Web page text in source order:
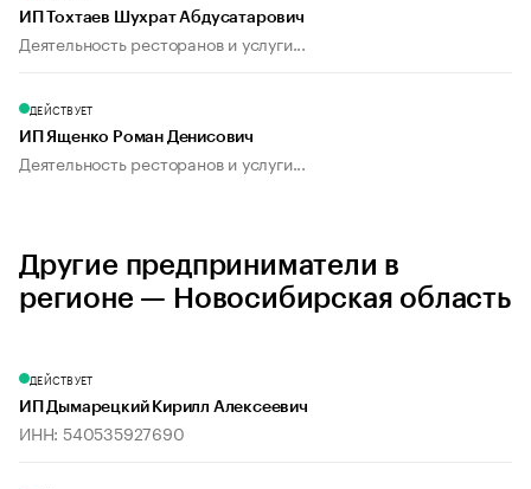
ИП Тохтаев Шухрат Абдусатарович
Деятельность ресторанов и услуги...
ДЕЙСТВУЕТ
ИП Ященко Роман Денисович
Деятельность ресторанов и услуги...
Другие предприниматели в
регионе — Новосибирская область
ДЕЙСТВУЕТ
ИП Дымарецкий Кирилл Алексеевич
ИНН: 540535927690